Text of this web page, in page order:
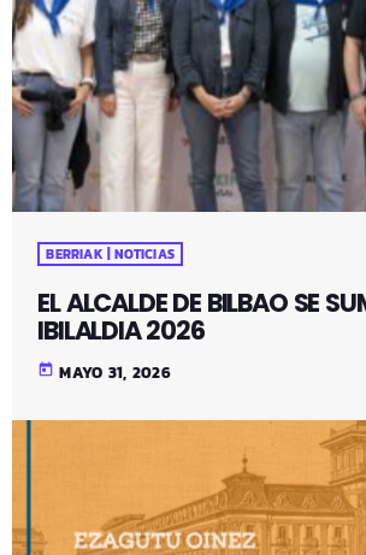
BERRIAK | NOTICIAS
EL ALCALDE DE BILBAO SE
IBILALDIA 2026
today MAYO 31, 2026